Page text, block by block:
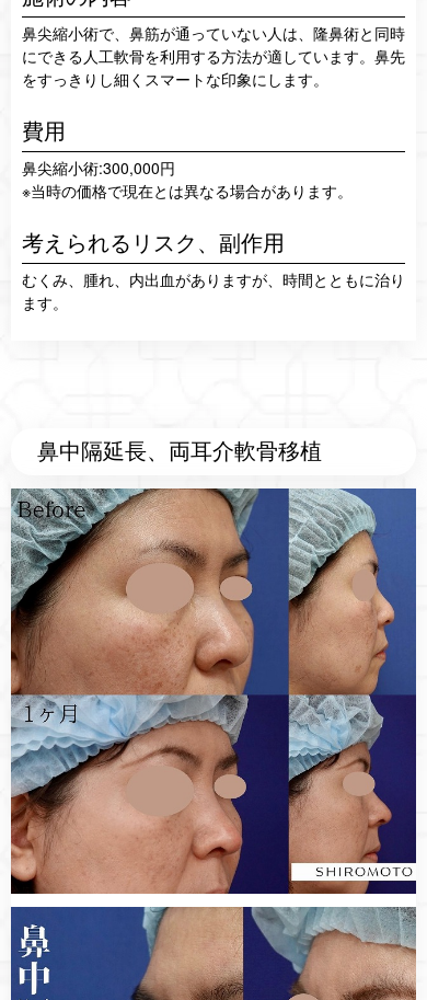
鼻尖縮小術で、鼻筋が通っていない人は、隆鼻術と同時
にできる人工軟骨を利用する方法が適しています。鼻先
をすっきりし細くスマートな印象にします。
費用
鼻尖縮小術:300,000円
※当時の価格で現在とは異なる場合があります。
考えられるリスク、 副作用
むくみ、腫れ、内出血がありますが、時間とともに治り
ます。
鼻中隔延長、両耳介軟骨移植